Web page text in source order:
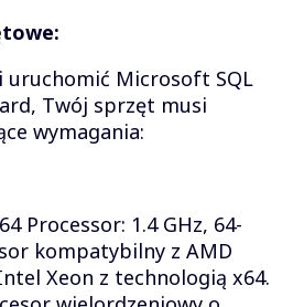
uruchomić Microsoft SQL
Twój sprzęt musi
wymagania:
Processor: 1.4 GHz, 64-
kompatybilny z AMD
Xeon z technologią x64.